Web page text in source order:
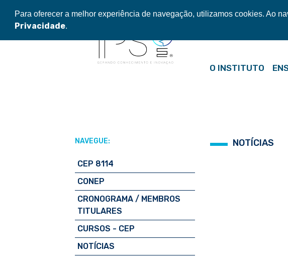
Para oferecer a melhor experiência de navegação, utilizamos cookies. Ao
Privacidade.
para
conteúdo
O INSTITUTO
NAVEGUE:
CEP 8114
CONEP
CRONOGRAMA / MEMBROS
TITULARES
CURSOS - CEP
NOTÍCIAS
NOTÍCIAS